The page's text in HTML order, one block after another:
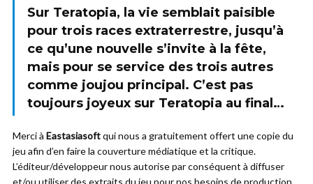
Sur Teratopia, la vie semblait paisible
pour trois races extraterrestre, jusqu’à
ce qu’une nouvelle s’invite à la fête,
mais pour se service des trois autres
comme joujou principal. C’est pas
toujours joyeux sur Teratopia au final…
Merci à Eastasiasoftqui nous a gratuitement offert une copie du
jeu afin d’en faire la couverture médiatique et la critique.
L’éditeur/développeur nous autorise par conséquent à diffuser
et/ou utiliser des extraits du jeu pour nos besoins de production